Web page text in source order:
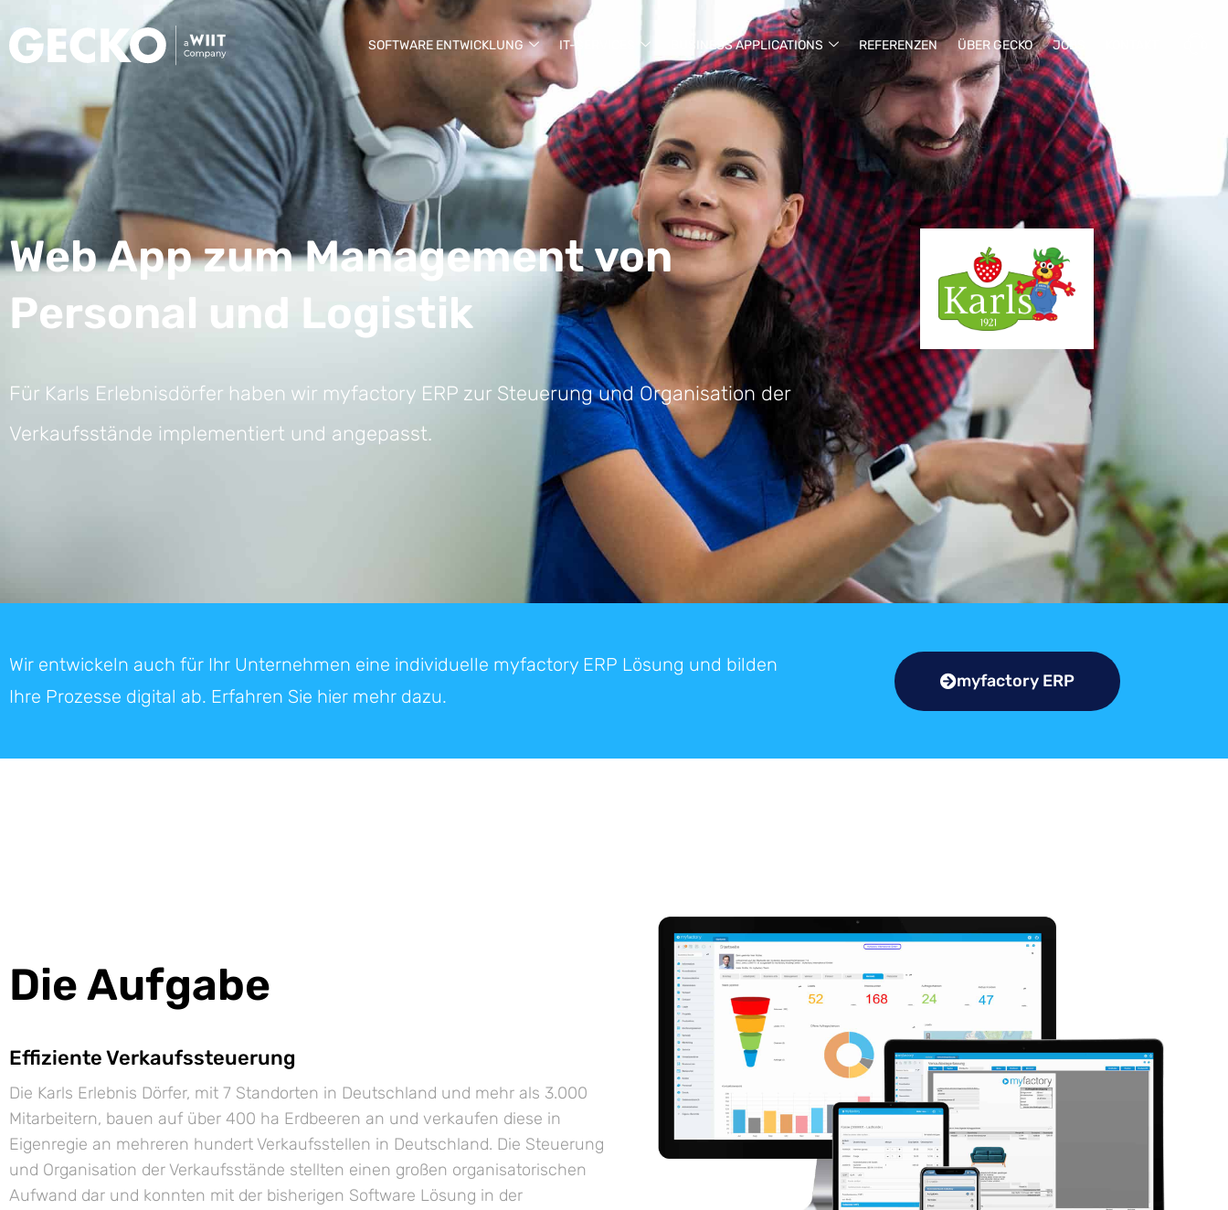
SOFTWARE ENTWICKLUNG IT-SERVICES BUSINESS APPLICATIONS REFERENZEN ÜBER GECKO JOBS
Web App zum Management von
Personal und Logistik
Für Karls Erlebnisdörfer haben wir myfactory ERP zur Steuerung und Organisation der
Verkaufsstände implementiert und angepasst.
Wir entwickeln auch für Ihr Unternehmen eine individuelle myfactory ERP Lösung und bilden
Ihre Prozesse digital ab. Erfahren Sie hier mehr dazu.
myfactory ERP
Die Aufgabe
Effiziente Verkaufssteuerung
Die Karls Erlebnis Dörfer, mit 7 Standorten in Deutschland und mehr als 3.000
Mitarbeitern, bauen auf über 400 ha Erdbeeren an und verkaufen diese in
Eigenregie an mehreren hundert Verkaufsstellen in Deutschland. Die Steuerung
und Organisation der Verkaufsstände stellten einen großen organisatorischen
Aufwand dar und konnten mit der bisherigen Software Lösung in der